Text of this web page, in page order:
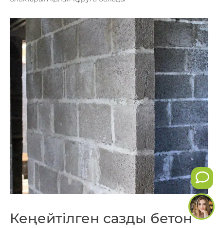
Кеңейтілген сазды бетон